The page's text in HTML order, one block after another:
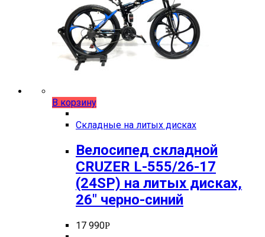
В корзину
Складные на литых дисках
Велосипед складной
CRUZER L-555/26-17
(24SP) на литых дисках,
26″ черно-синий
17 990Р